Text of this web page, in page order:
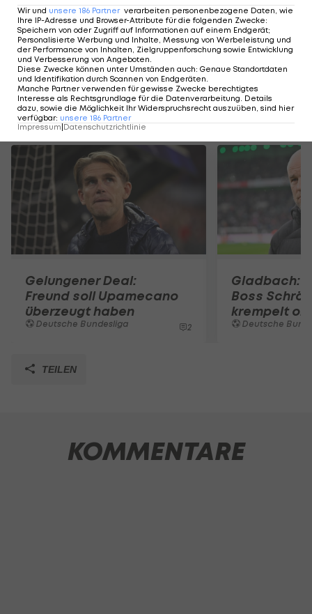
"Das ist nichts Ernsthaftes für die nächste Zeit,
aber uns fehlt ein Tag vielleicht, dass er (gegen
Gladbach, Anm.) mitmachen kann", so Kompany.
Mehr zum Thema
Gelungener Deal:
Freund soll Upamecano
überzeugt haben
Deutsche Bundesliga 2
Gladbach:
Boss
krempelt
Deutsche
TEILEN
KOMMENTARE
Wir und unsere 186 Partner verarbeiten personenbezogene Daten, wie
Ihre IP-Adresse und Browser-Attribute für die folgenden Zwecke:
Speichern von oder Zugriff auf Informationen auf einem Endgerät;
Personalisierte Werbung und Inhalte, Messung von Werbeleistung und
der Performance von Inhalten, Zielgruppenforschung sowie Entwicklung
und Verbesserung von Angeboten
Diese Zwecke können unter Umständen auch: Genaue Standortdaten
und Identifikation durch Scannen von Endgeräten
Manche Partner verwenden für gewisse Zwecke berechtigtes
Interesse als Rechtsgrundlage für die Datenverarbeitung. Details
dazu, sowie die Möglichkeit Ihr Widerspruchsrecht auszuüben, sind hier
verfügbar: unsere 186 Partner
Impressum|Datenschutzrichtlinie